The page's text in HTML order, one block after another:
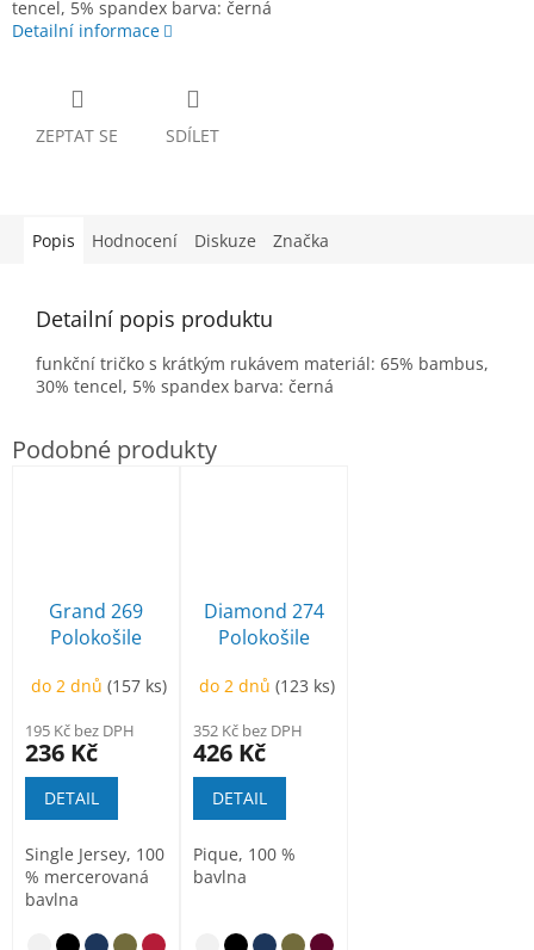
tencel, 5% spandex barva: černá
Detailní informace
ZEPTAT SE SDÍLET
Popis Hodnocení Diskuze Značka
Detailní popis produktu
funkční tričko s krátkým rukávem materiál: 65% bambus,
30% tencel, 5% spandex barva: černá
Grand 269
Polokošile
do 2 dnů(157 ks)
195 Kč bez DPH
236 Kč
DETAIL
Single Jersey, 100
% mercerovaná
bavlna
Diamond 274
Polokošile
do 2 dnů(123 ks)
352 Kč bez DPH
426 Kč
DETAIL
Pique, 100 %
bavlna